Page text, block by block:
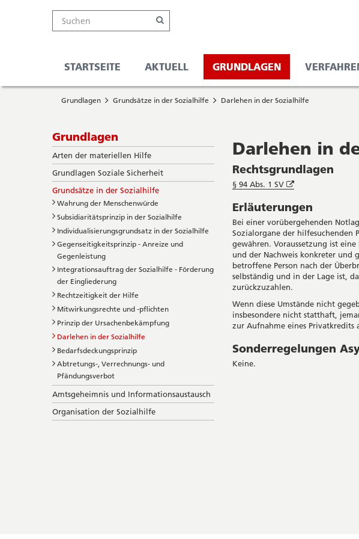
Kanton
Solothurn
Suche
Online-
Schalter
Navigation
Suche
Hauptnavigation
STARTSEITE AKTUELL GRUNDLAGEN
Service-
Navigation
Sie
befinden
Grundlagen Grundsätze in der Sozialhilfe Darlehen in der Sozialhilfe
Subnavigation
Grundlagen
Arten der materiellen Hilfe
Grundlagen Soziale Sicherheit
Grundsätze in der Sozialhilfe
Wahrung der Menschenwürde
Subsidiaritätsprinzip in der Sozialhilfe
Individualisierungsgrundsatz in der Sozialhilfe
Gegenseitigkeitsprinzip - Anreize und
Gegenleistung
Integrationsauftrag der Sozialhilfe - Förderung
der Eingliederung
Rechtzeitigkeit der Hilfe
Mitwirkungsrechte und -pflichten
Prinzip der Ursachenbekämpfung
Darlehen in der Sozialhilfe
Bedarfsdeckungsprinzip
Abtretungs-, Verrechnungs- und
Pfändungsverbot
Amtsgeheimnis und Informationsaustausch
Organisation der Sozialhilfe
Darlehen in
Rechtsgrundlagen
§ 94 Abs. 1 SV
Öffnet
neuem
Fenster
Erläuterungen
Bei einer vorübergehenden
Sozialorgane der hilfesuchenden
gewähren. Voraussetzung ist
und der Nachweis konkreter und
betroffene Person nach der
selbständig und in der Lage ist,
zurückzuzahlen.
Wenn diese Umstände nicht
insbesondere nicht statthaft,
zur Aufnahme eines Privatkredits
Sonderregelungen
Keine.